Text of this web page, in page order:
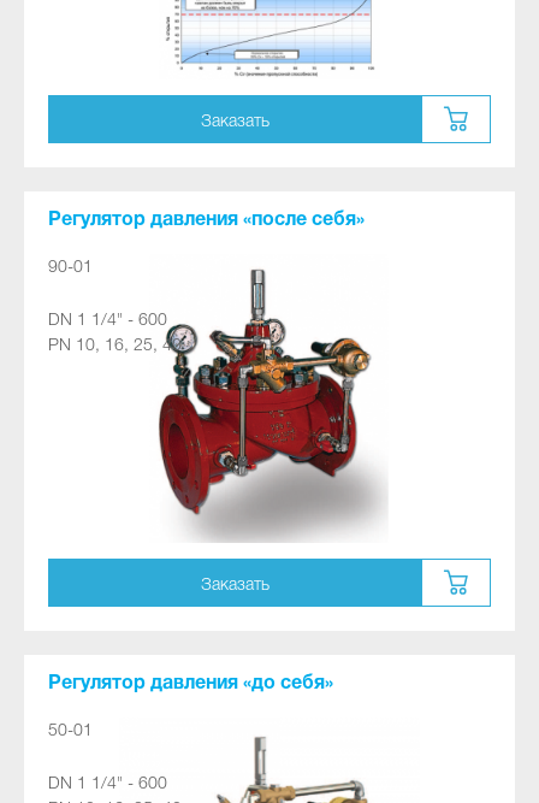
Заказать
Регулятор давления «после себя»
90-01
DN 1 1/4" - 600
PN 10, 16, 25, 40
Заказать
Регулятор давления «до себя»
50-01
DN 1 1/4" - 600